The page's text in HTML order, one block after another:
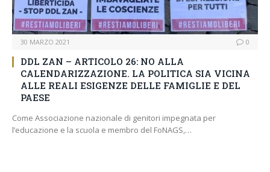
30 MARZO 2021 0
DDL ZAN – ARTICOLO 26: NO ALLA
CALENDARIZZAZIONE. LA POLITICA SIA VICINA
ALLE REALI ESIGENZE DELLE FAMIGLIE E DEL
PAESE
Come Associazione nazionale di genitori impegnata per
l’educazione e la scuola e membro del FoNAGS,…